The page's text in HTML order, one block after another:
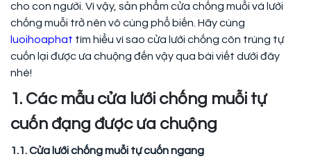
cho con người. Vì vậy, sản phẩm cửa chống muỗi và lưới
chống muỗi trở nên vô cùng phổ biến. Hãy cùng
luoihoaphat tìm hiểu vì sao cửa lưới chống côn trùng tự
cuốn lại được ưa chuộng đến vậy qua bài viết dưới đây
nhé!
1. Các mẫu cửa lưới chống muỗi tự
cuốn đạng được ưa chuộng
1.1. Cửa lưới chống muỗi tự cuốn ngang